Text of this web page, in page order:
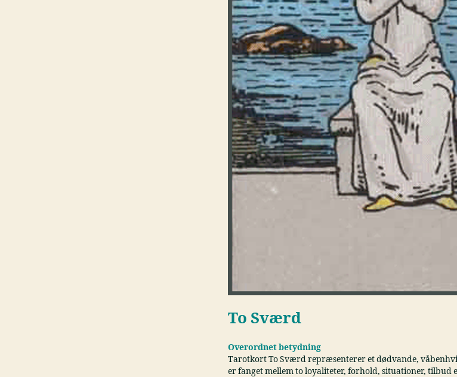
To Sværd
Overordnet betydning
Tarotkort To Sværd repræsenterer et dødvande,
er fanget mellem to loyaliteter, forhold, situationer, tilbud